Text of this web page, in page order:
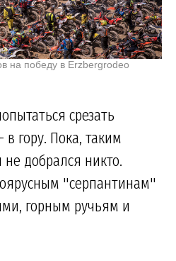
на победу в Erzbergrodeo
срезать
гору. Пока, таким
добрался никто.
"серпантинам"
горным ручьям и